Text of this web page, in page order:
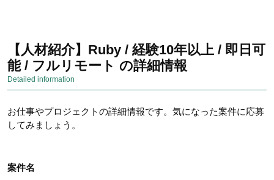
【人材紹介】Ruby / 経験10年以上 / 即日可
能 / フルリモート の詳細情報
Detailed information
お仕事やプロジェクトの詳細情報です。気になった案件に応募
してみましょう。
案件名